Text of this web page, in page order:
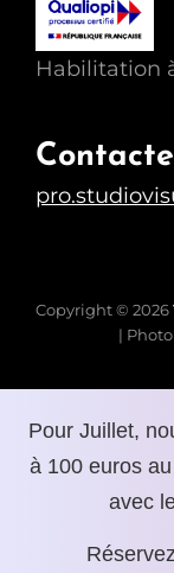
Habilitation
Copyright © 2026
|
Pour Juillet,
à 100 euros
avec